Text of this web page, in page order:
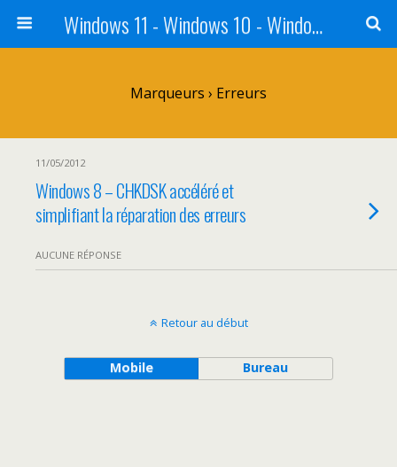
Windows 11 - Windows 10 - Windows 8 - Windows 7 - VISTA
Marqueurs › Erreurs
11/05/2012
Windows 8 – CHKDSK accéléré et
simplifiant la réparation des erreurs
AUCUNE RÉPONSE
Retour au début
Mobile Bureau